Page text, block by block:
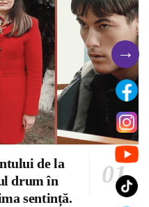
de la
drum în
sentință.
→